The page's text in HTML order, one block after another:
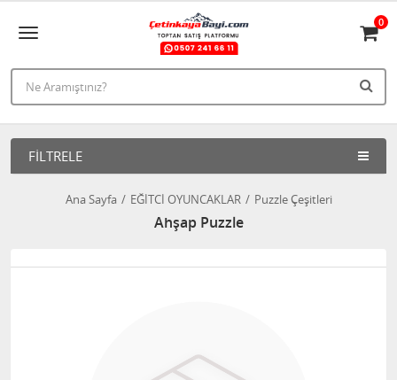
0
FILTRELE
Ana Sayfa EĞİTCİ OYUNCAKLAR Puzzle Çeşitleri
Ahşap Puzzle